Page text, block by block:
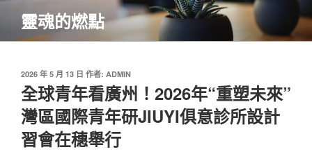
主
靈魂的燃點
發
佈
於
2026 年 5 月 13 日 作者: ADMIN
全球青年看廣州！2026年“重塑未來”
灣區國際青年研JIUYI俱意診所設計
習會在穗舉行